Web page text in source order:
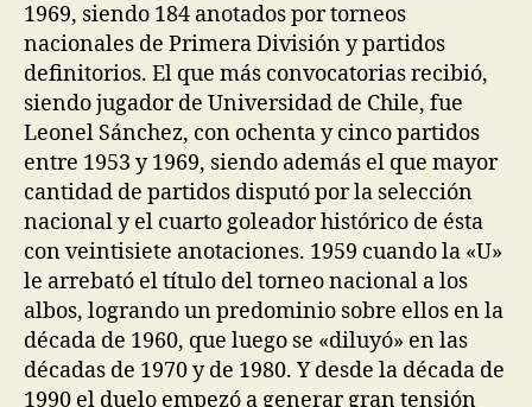
1969, siendo 184 anotados por torneos
nacionales de Primera División y partidos
definitorios. El que más convocatorias recibió,
siendo jugador de Universidad de Chile, fue
Leonel Sánchez, con ochenta y cinco partidos
entre 1953 y 1969, siendo además el que mayor
cantidad de partidos disputó por la selección
nacional y el cuarto goleador histórico de ésta
con veintisiete anotaciones. 1959 cuando la «U»
le arrebató el título del torneo nacional a los
albos, logrando un predominio sobre ellos en la
década de 1960, que luego se «diluyó» en las
décadas de 1970 y de 1980. Y desde la década de
1990 el duelo empezó a generar gran tensión